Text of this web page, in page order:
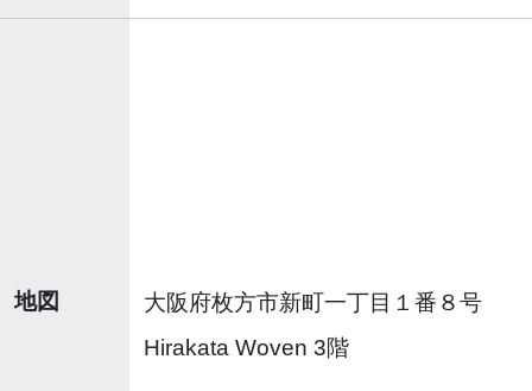
地図
大阪府枚方市新町一丁目１番８号
Hirakata Woven 3階